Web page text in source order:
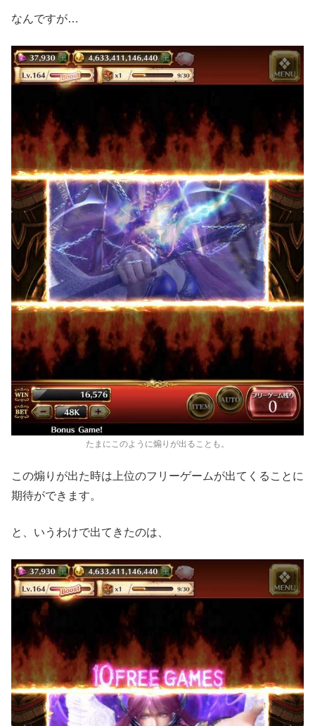
なんですが…
たまにこのように煽りが出ることも。
この煽りが出た時は上位のフリーゲームが出てくることに
期待ができます。
と、いうわけで出てきたのは、